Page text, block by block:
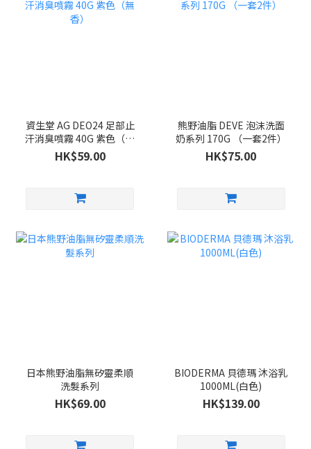
資生堂 AG DEO24 足部止
汗消臭噴霧 40G 紫色（無
香）
HK$59.00
熊野油脂 DEVE 泡沫洗面
奶系列 170G （一套2件）
HK$75.00
日本熊野油脂無矽靈柔順
洗髮系列
HK$69.00
BIODERMA 貝德瑪 沐浴乳
1000ML(白色)
HK$139.00